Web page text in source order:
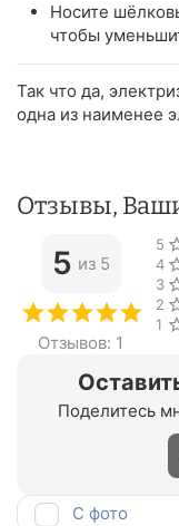
Носите
чтобы
Так что да,
одна из наименее
Отзывы,
Поделитесь
5 из 5
Отзывов: 1
5
4
3
2
1
С фото